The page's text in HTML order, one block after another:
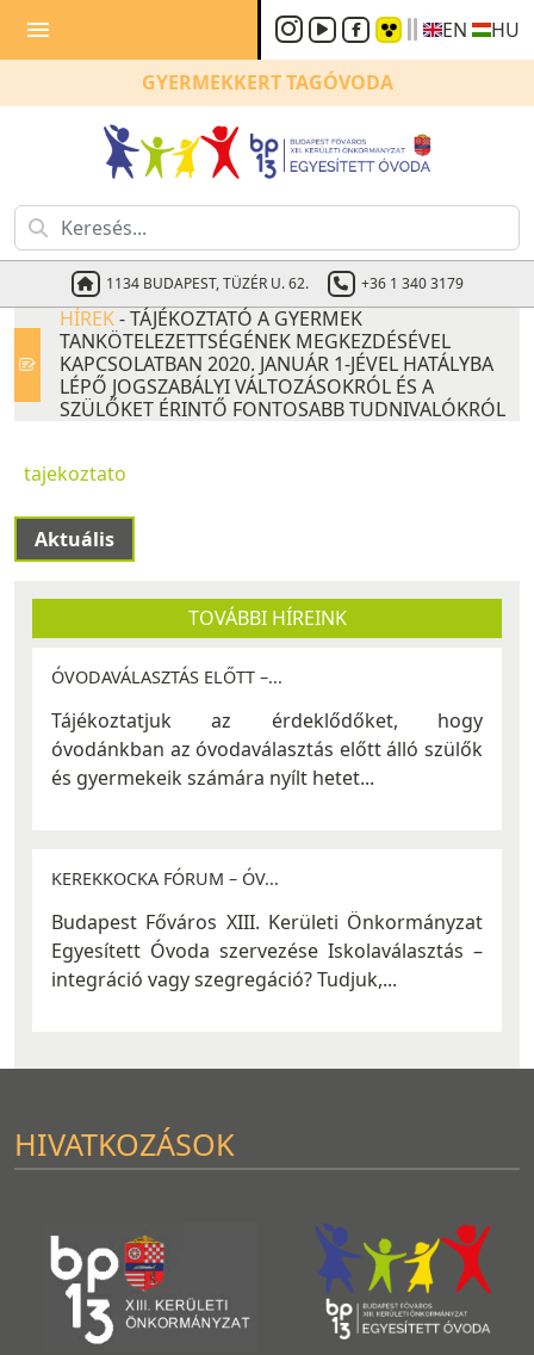
menu
GYERMEKKERTTAGÓVODA
1134 BUDAPEST, TÜZÉR U. 62. +36 1 340 3179
EN HU
HÍREK- TÁJÉKOZTATÓ A GYERMEK
TANKÖTELEZETTSÉGÉNEK MEGKEZDÉSÉVEL
KAPCSOLATBAN 2020. JANUÁR 1-JÉVEL HATÁLYBA
LÉPŐ JOGSZABÁLYI VÁLTOZÁSOKRÓL ÉS A
SZÜLŐKET ÉRINTŐ FONTOSABB TUDNIVALÓKRÓL
tajekoztato
Aktuális
TOVÁBBI HÍREINK
ÓVODAVÁLASZTÁS ELŐTT –...
Tájékoztatjuk az érdeklődőket, hogy
óvodánkban az óvodaválasztás előtt álló szülők
és gyermekeik számára nyílt hetet...
KEREKKOCKA FÓRUM – ÓV...
Budapest Főváros XIII. Kerületi Önkormányzat
Egyesített Óvoda szervezése Iskolaválasztás –
integráció vagy szegregáció? ​Tudjuk,...
HIVATKOZÁSOK